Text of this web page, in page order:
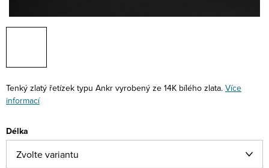
Tenký zlatý řetízek typu Ankr vyrobený ze 14K bílého zlata. Více
informací
Délka